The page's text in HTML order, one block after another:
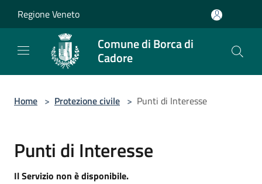
Regione Veneto
Comune di Borca di
Cadore
Home > Protezione civile > Punti di Interesse
Punti di Interesse
Il Servizio non è disponibile.